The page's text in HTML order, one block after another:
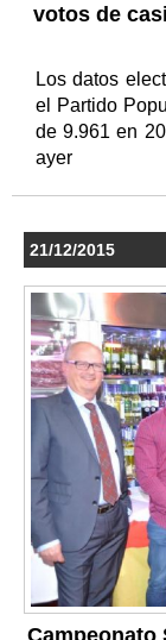
votos de
Los datos
el Partido
de 9.961 en
ayer
21/12/2015
Campeonato